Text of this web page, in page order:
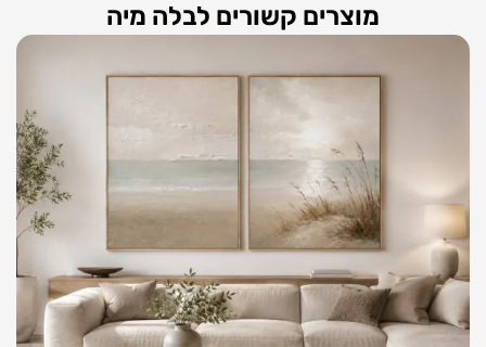
מוצרים קשורים לבלה מיה